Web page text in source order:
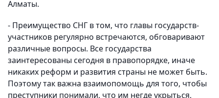
Алматы.
- Преимущество СНГ в том, что главы государств-
участников регулярно встречаются, обговаривают
различные вопросы. Все государства
заинтересованы сегодня в правопорядке, иначе
никаких реформ и развития страны не может быть.
Поэтому так важна взаимопомощь для того, чтобы
преступники понимали, что им негде укрыться,